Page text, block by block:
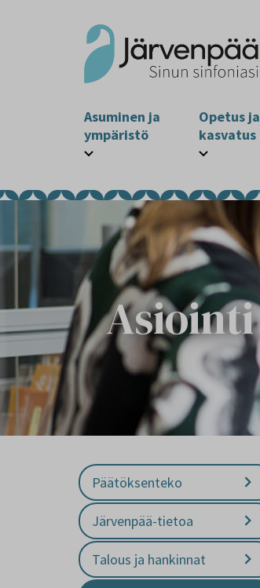
Asuminen ja
ympäristö
Opetus ja
kasvatus
Asiointi
Päätöksenteko
Järvenpää-tietoa
Talous ja hankinnat